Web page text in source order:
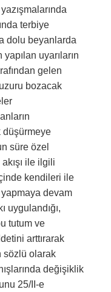
terbiye
dolu beyanlarda
uyarıların
gelen
bozacak
düşürmeye
süre özel
ile ilgili
kendileri ile
devam
uygulandığı,
tutum ve
arttırarak
sözlü olarak
değişiklik
25/II-e